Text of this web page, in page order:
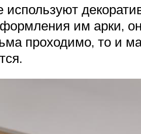
используют
им арки,
проходимо, то и